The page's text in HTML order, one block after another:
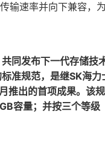
输速率并向下兼容，
同发布下一代存储
准规范，是继SK海
推出的首项成果。该
容量；并按三个等